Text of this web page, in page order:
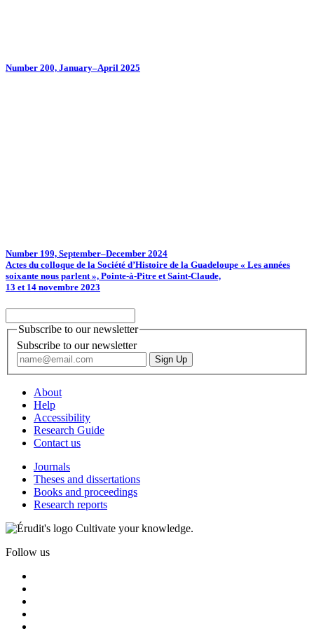
Number 200, January–April 2025
Number 199, September–December 2024
Actes du colloque de la Société d’Histoire de la Guadeloupe « Les années
soixante nous parlent », Pointe-à-Pitre et Saint-Claude,
13 et 14 novembre 2023
Subscribe to our newsletter
Subscribe to our newsletter
About
Help
Accessibility
Research Guide
Contact us
Journals
Theses and dissertations
Books and proceedings
Research reports
Cultivate your knowledge.
Follow us